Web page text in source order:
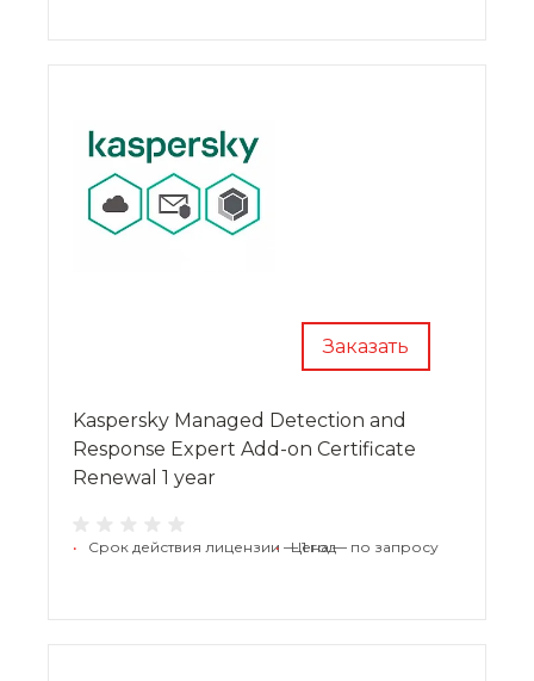
Заказать
Kaspersky Managed Detection and
Response Expert Add-on Certificate
Renewal 1 year
• Срок действия лицензии — 1 год
• Цена — по запросу